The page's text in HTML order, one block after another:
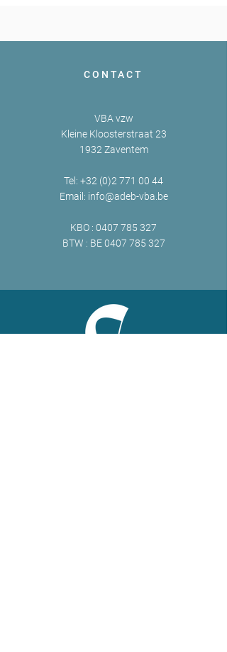
CONTACT
VBA vzw
Kleine Kloosterstraat 23
1932 Zaventem
Tel: +32 (0)2 771 00 44
Email: info@adeb-vba.be
KBO : 0407 785 327
BTW : BE0407 785 327